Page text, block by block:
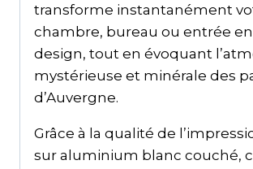
transforme instantanément
chambre, bureau ou entrée
design, tout en évoquant
mystérieuse et minérale des
d’Auvergne.
Grâce à la qualité de
sur aluminium blanc couché,